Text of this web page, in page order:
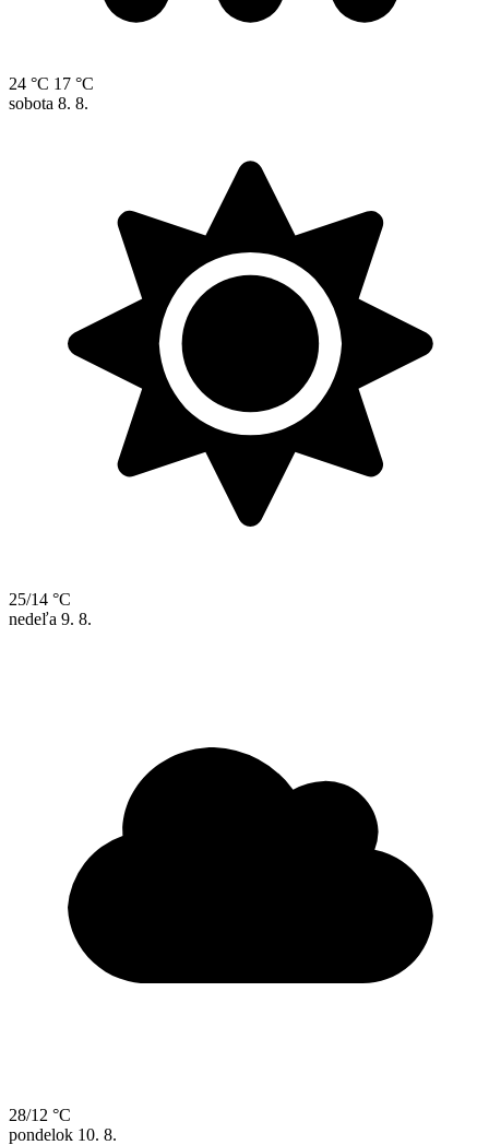
24 °C 17 °C
sobota 8. 8.
25/14 °C
nedeľa 9. 8.
28/12 °C
pondelok 10. 8.